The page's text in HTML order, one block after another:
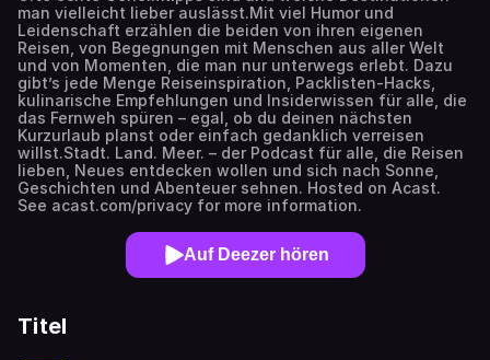
man vielleicht lieber auslässt.Mit viel Humor und
Leidenschaft erzählen die beiden von ihren eigenen
Reisen, von Begegnungen mit Menschen aus aller Welt
und von Momenten, die man nur unterwegs erlebt. Dazu
gibt’s jede Menge Reiseinspiration, Packlisten-Hacks,
kulinarische Empfehlungen und Insiderwissen für alle, die
das Fernweh spüren – egal, ob du deinen nächsten
Kurzurlaub planst oder einfach gedanklich verreisen
willst.Stadt. Land. Meer. – der Podcast für alle, die Reisen
lieben, Neues entdecken wollen und sich nach Sonne,
Geschichten und Abenteuer sehnen. Hosted on Acast.
See acast.com/privacy for more information.
Auf Deezer hören
Titel